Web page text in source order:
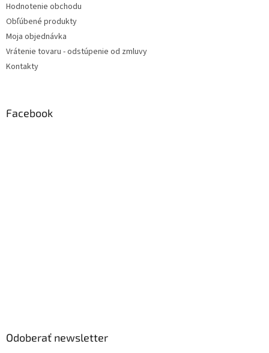
Hodnotenie obchodu
Obľúbené produkty
Moja objednávka
Vrátenie tovaru - odstúpenie od zmluvy
Kontakty
Facebook
Odoberať newsletter